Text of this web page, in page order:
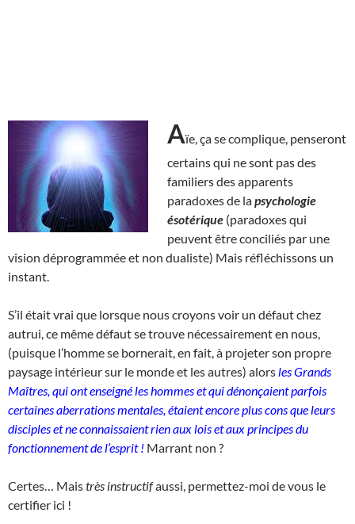
Aïe, ça se complique, penseront
certains qui ne sont pas des
familiers des apparents
paradoxes de lapsychologie
ésotérique (paradoxes qui
peuvent être conciliés par une
vision déprogrammée et non dualiste) Mais réfléchissons un
instant.
S’il était vrai que lorsque nous croyons voir un défaut chez
autrui, ce même défaut se trouve nécessairement en nous,
(puisque l’homme se bornerait, en fait, à projeter son propre
paysage intérieur sur le monde et les autres) alors les Grands
Maîtres, qui ont enseigné les hommes et qui dénonçaient parfois
certaines aberrations mentales, étaient encore plus cons que leurs
disciples et ne connaissaient rien aux lois et aux principes du
fonctionnement de l’esprit ! Marrant non ?
Certes… Maistrès instructifaussi, permettez-moi de vous le
certifier ici !